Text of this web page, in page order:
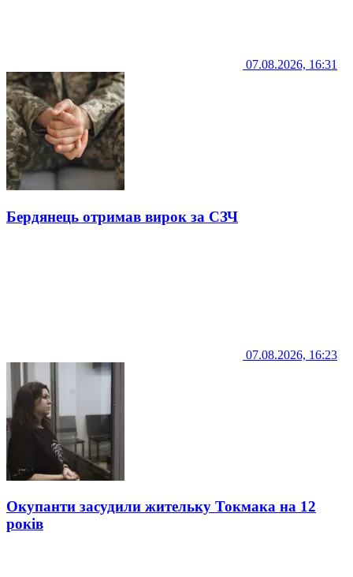
07.08.2026, 16:31
Бердянець отримав вирок за СЗЧ
07.08.2026, 16:23
Окупанти засудили жительку Токмака на 12
років